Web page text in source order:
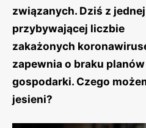
związanych. Dziś z
przybywającej liczbie
zakażonych
zapewnia o braku planów
gospodarki. Czego
jesieni?